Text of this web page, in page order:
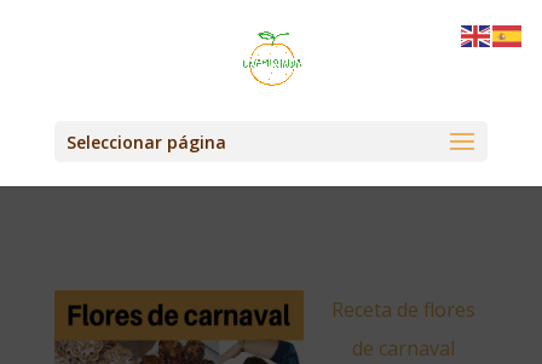
Seleccionar página
Receta de flores
de carnaval